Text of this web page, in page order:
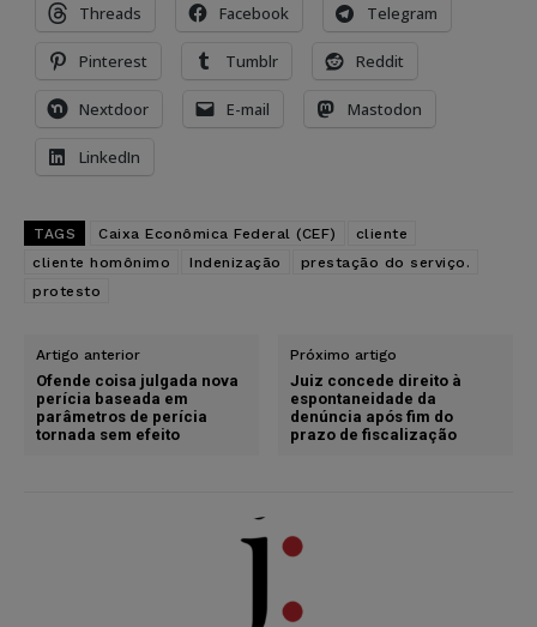
Threads Facebook Telegram
Pinterest Tumblr Reddit
Nextdoor E-mail Mastodon
LinkedIn
TAGS Caixa Econômica Federal (CEF)
cliente
cliente homônimo
Indenização
prestação do serviço.
protesto
Artigo anterior
Ofende coisa julgada nova
perícia baseada em
parâmetros de perícia
tornada sem efeito
Próximo artigo
Juiz concede direito à
espontaneidade da
denúncia após fim do
prazo de fiscalização